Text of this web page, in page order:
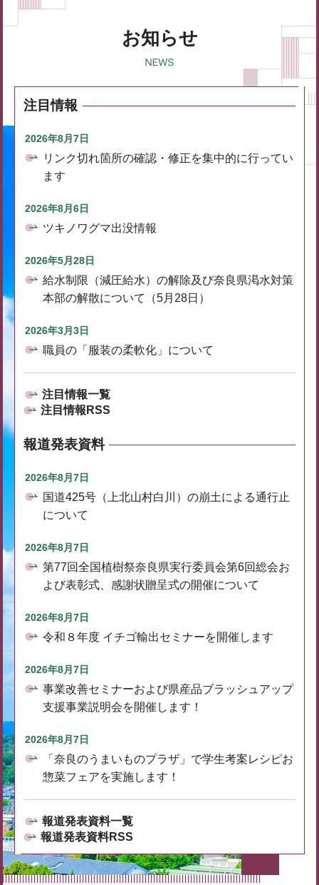
お知らせ
注目情報
2026年8月7日
リンク切れ箇所の確認・修正を集中的に行ってい
ます
2026年8月6日
ツキノワグマ出没情報
2026年5月28日
給水制限（減圧給水）の解除及び奈良県渇水対策
本部の解散について（5月28日）
2026年3月3日
職員の「服装の柔軟化」について
注目情報一覧
注目情報RSS
報道発表資料
2026年8月7日
国道425号（上北山村白川）の崩土による通行止
について
2026年8月7日
第77回全国植樹祭奈良県実行委員会第6回総会お
よび表彰式、感謝状贈呈式の開催について
2026年8月7日
令和８年度 イチゴ輸出セミナーを開催します
2026年8月7日
事業改善セミナーおよび県産品ブラッシュアップ
支援事業説明会を開催します！
2026年8月7日
「奈良のうまいものプラザ」で学生考案レシピお
惣菜フェアを実施します！
報道発表資料一覧
報道発表資料RSS